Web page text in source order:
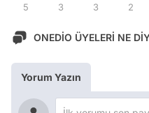
5 3 3 2
ONEDİO ÜYELERİ NE
Yorum Yazın